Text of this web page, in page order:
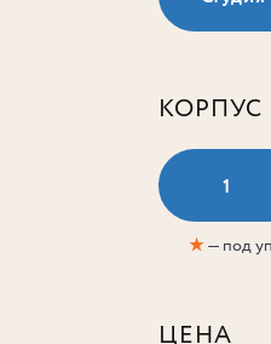
КОРПУС
1
★— под
ЦЕНА